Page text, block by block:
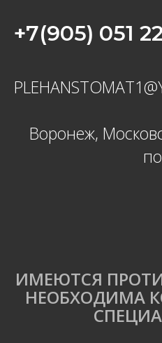
+7(905) 051
Воронеж,
ИМЕЮТСЯ
НЕОБХОДИМА